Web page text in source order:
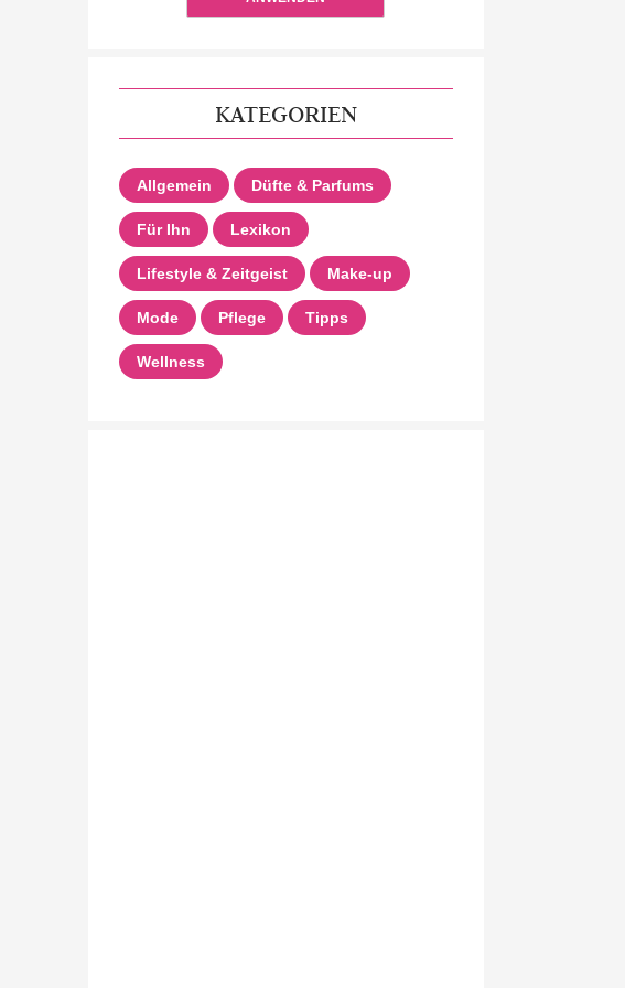
KATEGORIEN
Allgemein Düfte & Parfums
Für Ihn Lexikon
Lifestyle & Zeitgeist Make-up
Mode Pflege Tipps
Wellness